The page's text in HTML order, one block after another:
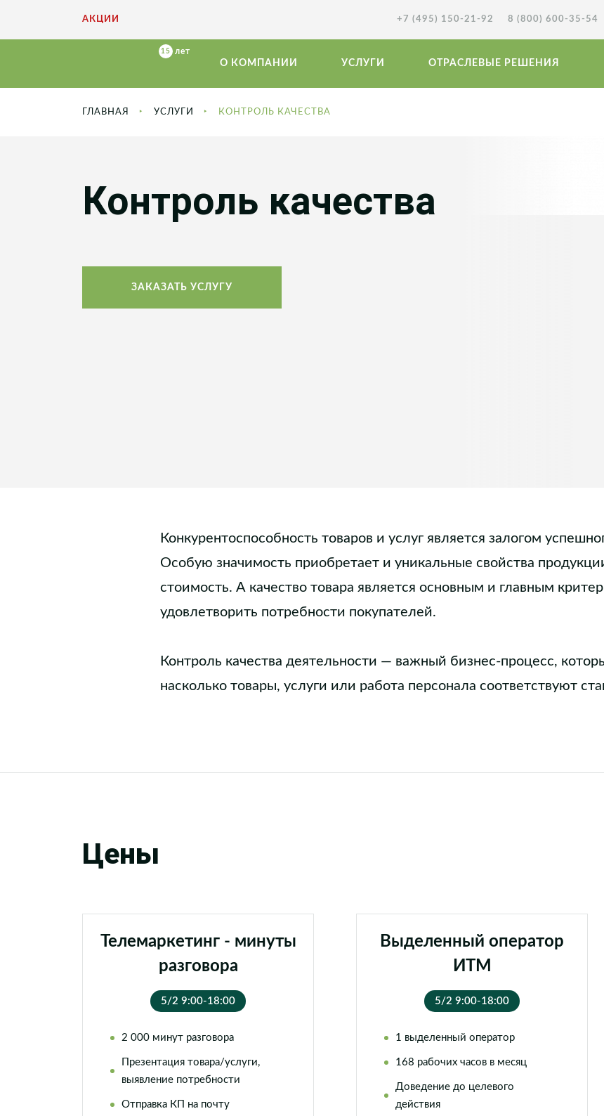
АКЦИИ +7 (495) 150-21-92 8 (800) 600-35-54
О КОМПАНИИ УСЛУГИ ОТРАСЛЕВЫЕ РЕШЕНИЯ
ГЛАВНАЯ УСЛУГИ КОНТРОЛЬ КАЧЕСТВА
Контроль качества
ЗАКАЗАТЬ УСЛУГУ
Конкурентоспособность товаров и услуг является залогом
Особую значимость приобретает и уникальные свойства
стоимость. А качество товара является основным и главным
удовлетворить потребности покупателей.
Контроль качества деятельности — важный бизнес-процесс,
насколько товары, услуги или работа персонала соответствуют
Цены
Телемаркетинг - минуты
разговора
5/2 9:00-18:00
2 000 минут разговора
Презентация товара/услуги,
выявление потребности
Отправка КП на почту
Выделенный оператор
ИТМ
5/2 9:00-18:00
1 выделенный оператор
168 рабочих часов в месяц
Доведение до целевого
действия